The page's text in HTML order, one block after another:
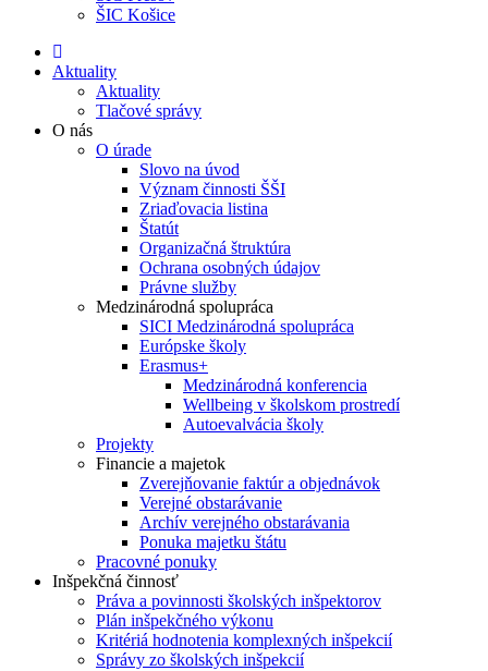
ŠIC Košice
Aktuality
Aktuality
Tlačové správy
O nás
O úrade
Slovo na úvod
Význam činnosti ŠŠI
Zriaďovacia listina
Štatút
Organizačná štruktúra
Ochrana osobných údajov
Právne služby
Medzinárodná spolupráca
SICI Medzinárodná spolupráca
Európske školy
Erasmus+
Medzinárodná konferencia
Wellbeing v školskom prostredí
Autoevalvácia školy
Projekty
Financie a majetok
Zverejňovanie faktúr a objednávok
Verejné obstarávanie
Archív verejného obstarávania
Ponuka majetku štátu
Pracovné ponuky
Inšpekčná činnosť
Práva a povinnosti školských inšpektorov
Plán inšpekčného výkonu
Kritériá hodnotenia komplexných inšpekcií
Správy zo školských inšpekcií